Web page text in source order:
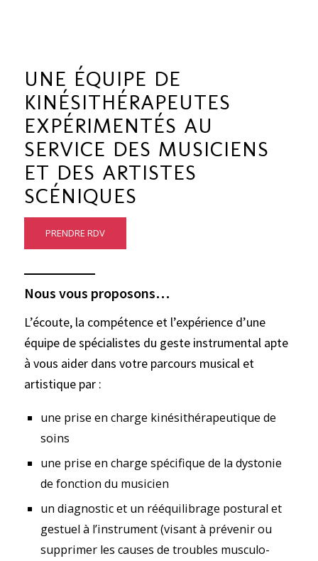
UNE ÉQUIPE DE
KINÉSITHÉRAPEUTES
EXPÉRIMENTÉS AU
SERVICE DES MUSICIENS
ET DES ARTISTES
SCÉNIQUES
PRENDRE RDV
Nous vous proposons…
L’écoute, la compétence et l’expérience d’une
équipe de spécialistes du geste instrumental apte
à vous aider dans votre parcours musical et
artistique par :
une prise en charge kinésithérapeutique de
soins
une prise en charge spécifique de la dystonie
de fonction du musicien
un diagnostic et un rééquilibrage postural et
gestuel à l’instrument (visant à prévenir ou
supprimer les causes de troubles musculo-